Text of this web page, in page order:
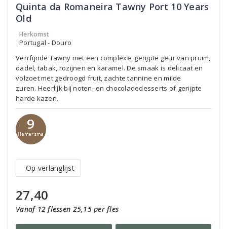
Quinta da Romaneira Tawny Port 10 Years
Old
Herkomst
Portugal - Douro
Verrfijnde Tawny met een complexe, gerijpte geur van pruim,
dadel, tabak, rozijnen en karamel. De smaak is delicaat en
volzoet met gedroogd fruit, zachte tannine en milde
zuren. Heerlijk bij noten- en chocoladedesserts of gerijpte
harde kazen.
9
Hamersma
Op verlanglijst
27,40
Vanaf 12 flessen 25,15 per fles